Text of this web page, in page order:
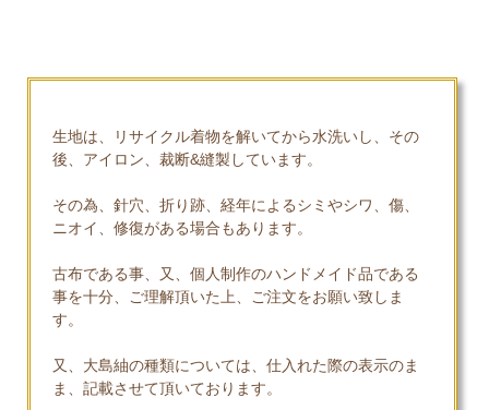
生地は、リサイクル着物を解いてから水洗いし、その
後、アイロン、裁断&縫製しています。
その為、針穴、折り跡、経年によるシミやシワ、傷、
ニオイ、修復がある場合もあります。
古布である事、又、個人制作のハンドメイド品である
事を十分、ご理解頂いた上、ご注文をお願い致しま
す。
又、大島紬の種類については、仕入れた際の表示のま
ま、記載させて頂いております。